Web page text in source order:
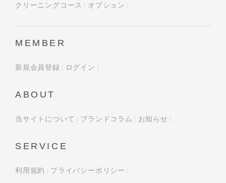
クリーニングコース オプション
MEMBER
新規会員登録 ログイン
ABOUT
当サイトについて ブランドコラム お知らせ
SERVICE
利用規約 プライバシーポリシー